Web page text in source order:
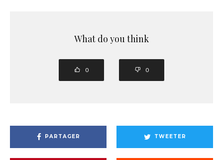
What do you think
0 0
PARTAGER TWEETER